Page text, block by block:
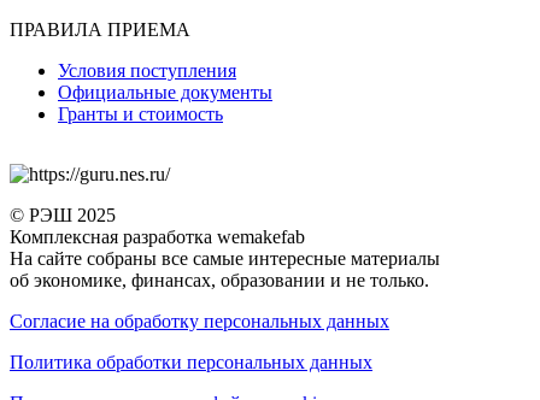
ПРАВИЛА ПРИЕМА
Условия поступления
Официальные документы
Гранты и стоимость
© РЭШ 2025
Комплексная разработка wemakefab
На сайте собраны все самые интересные материалы
об экономике, финансах, образовании и не только.
Согласие на обработку персональных данных
Политика обработки персональных данных